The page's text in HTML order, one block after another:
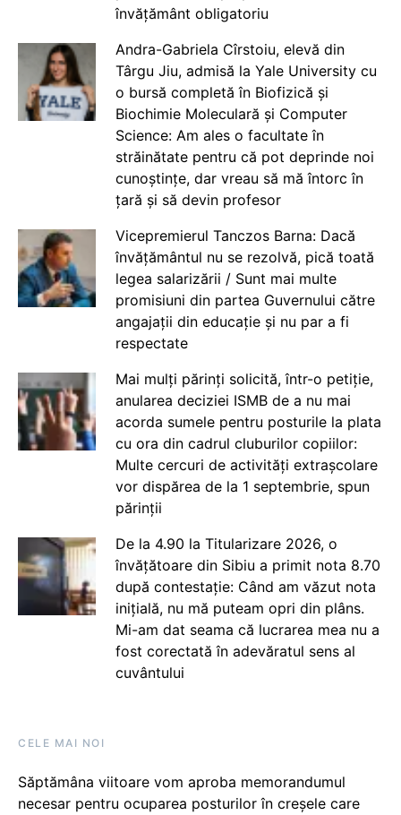
învățământ obligatoriu
Andra-Gabriela Cîrstoiu, elevă din
Târgu Jiu, admisă la Yale University cu
o bursă completă în Biofizică și
Biochimie Moleculară și Computer
Science: Am ales o facultate în
străinătate pentru că pot deprinde noi
cunoștințe, dar vreau să mă întorc în
țară și să devin profesor
Vicepremierul Tanczos Barna: Dacă
învățământul nu se rezolvă, pică toată
legea salarizării / Sunt mai multe
promisiuni din partea Guvernului către
angajații din educație și nu par a fi
respectate
Mai mulți părinți solicită, într-o petiție,
anularea deciziei ISMB de a nu mai
acorda sumele pentru posturile la plata
cu ora din cadrul cluburilor copiilor:
Multe cercuri de activități extrașcolare
vor dispărea de la 1 septembrie, spun
părinții
De la 4.90 la Titularizare 2026, o
învățătoare din Sibiu a primit nota 8.70
după contestație: Când am văzut nota
inițială, nu mă puteam opri din plâns.
Mi-am dat seama că lucrarea mea nu a
fost corectată în adevăratul sens al
cuvântului
CELE MAI NOI
Săptămâna viitoare vom aproba memorandumul
necesar pentru ocuparea posturilor în creșele care